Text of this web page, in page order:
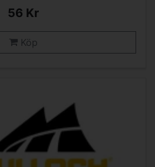
56 Kr
Köp